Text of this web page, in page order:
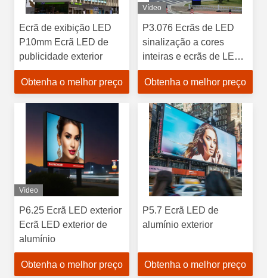
Ecrã de exibição LED
P10mm Ecrã LED de
publicidade exterior
Obtenha o melhor preço
Vídeo
P3.076 Ecrãs de LED
sinalização a cores
inteiras e ecrãs de LED
duplos lados ao ar livre
Obtenha o melhor preço
Vídeo
P6.25 Ecrã LED exterior
Ecrã LED exterior de
alumínio
Obtenha o melhor preço
P5.7 Ecrã LED de
alumínio exterior
Obtenha o melhor preço